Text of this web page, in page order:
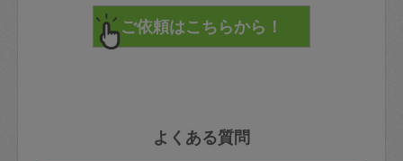
よくある質問